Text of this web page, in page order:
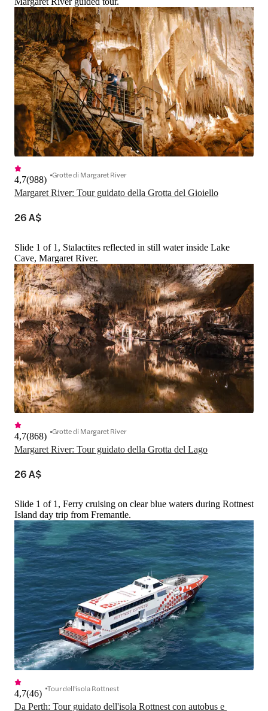
Margaret River: Tour guidato della Grotta del Gioiello
4,7(988) Grotte di Margaret River
26 A$
Slide 1 of 1, Stalactites reflected in still water inside Lake
Cave, Margaret River.
Margaret River: Tour guidato della Grotta del Lago
4,7(868) Grotte di Margaret River
26 A$
Slide 1 of 1, Ferry cruising on clear blue waters during Rottnest
Island day trip from Fremantle.
Da Perth: Tour guidato dell'isola Rottnest con autobus e
4,7(46) Tour dell'isola Rottnest